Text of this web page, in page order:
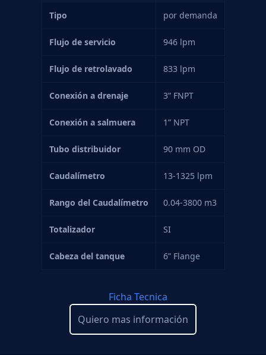
Tipo por demanda
Flujo de servicio 946 lpm
Flujo de retrolavado 833 lpm
Conexión a drenaje 3” FNPT
Conexión a salmuera 1” NPT
Tubo distribuidor 90 mm OD
Caudalímetro 13-1325 lpm
Rango del Caudalímetro 0.04-3800 m3
Totalizador SI
Cabeza del tanque 6” Flange
Ficha Tecnica
Quiero mas información